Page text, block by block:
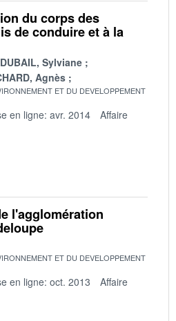
du corps des
de conduire et à la
DUBAIL, Sylviane
Agnès
ET DU DEVELOPPEMENT
en ligne: avr. 2014
Affaire
l'agglomération
ET DU DEVELOPPEMENT
en ligne: oct. 2013
Affaire